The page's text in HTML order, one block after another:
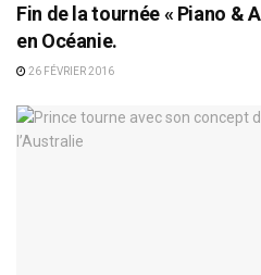
Fin de la tournée « Piano &
en Océanie.
26 FÉVRIER 2016